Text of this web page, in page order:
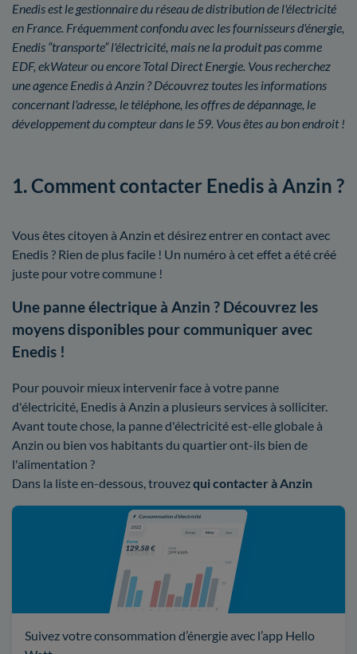
Enedis est le gestionnaire du réseau de distribution de l'électricité
en France. Fréquemment confondu avec les fournisseurs d'énergie,
Enedis “transporte” l'électricité, mais ne la produit pas comme
EDF, ekWateur ou encore Total Direct Energie. Vous recherchez
une agence Enedis à Anzin ? Découvrez toutes les informations
concernant l'adresse, le téléphone, les offres de dépannage, le
développement du compteur dans le 59. Vous êtes au bon endroit !
1. Comment contacter Enedis à Anzin ?
Vous êtes citoyen à Anzin et désirez entrer en contact avec
Enedis ? Rien de plus facile ! Un numéro à cet effet a été créé
juste pour votre commune !
Une panne électrique à Anzin ? Découvrez les
moyens disponibles pour communiquer avec
Enedis !
Pour pouvoir mieux intervenir face à votre panne
d'électricité, Enedis à Anzin a plusieurs services à solliciter.
Avant toute chose, la panne d'électricité est-elle globale à
Anzin ou bien vos habitants du quartier ont-ils bien de
l'alimentation ?
Dans la liste en-dessous, trouvezqui contacter à Anzin
Suivez votre consommation d’énergie avec l’app Hello